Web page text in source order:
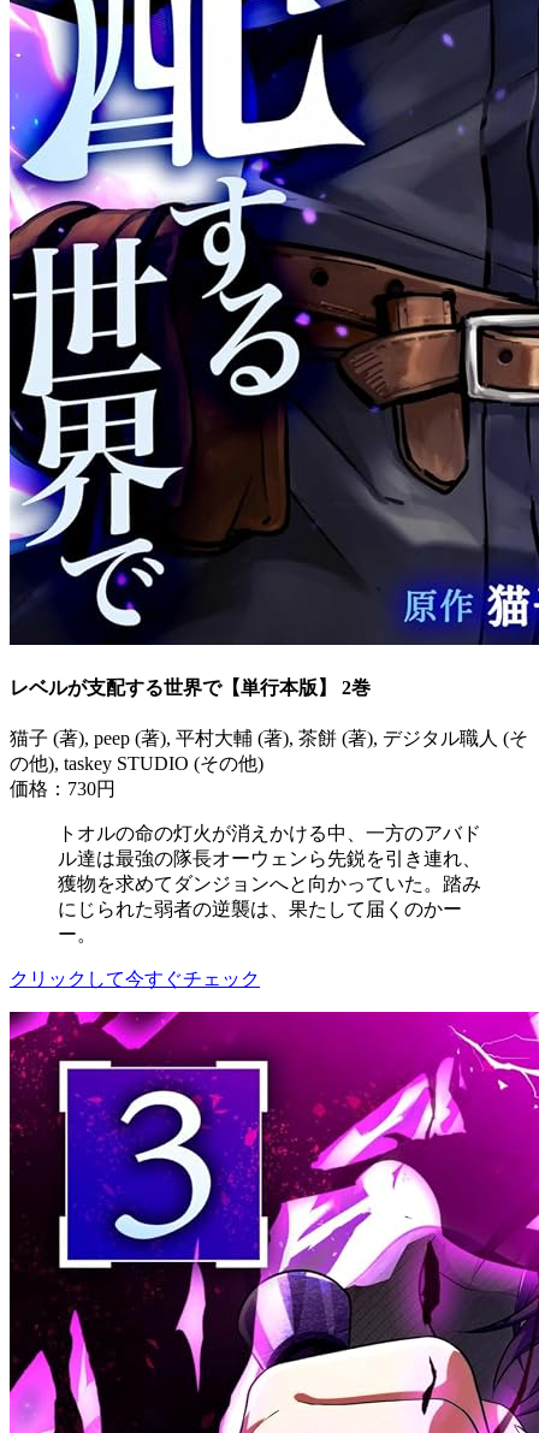
レベルが支配する世界で【単行本版】 2巻
猫子 (著), peep (著), 平村大輔 (著), 茶餅 (著), デジタル職人 (そ
の他), taskey STUDIO (その他)
価格：730円
トオルの命の灯火が消えかける中、一方のアバド
ル達は最強の隊長オーウェンら先鋭を引き連れ、
獲物を求めてダンジョンへと向かっていた。踏み
にじられた弱者の逆襲は、果たして届くのかー
ー。
クリックして今すぐチェック